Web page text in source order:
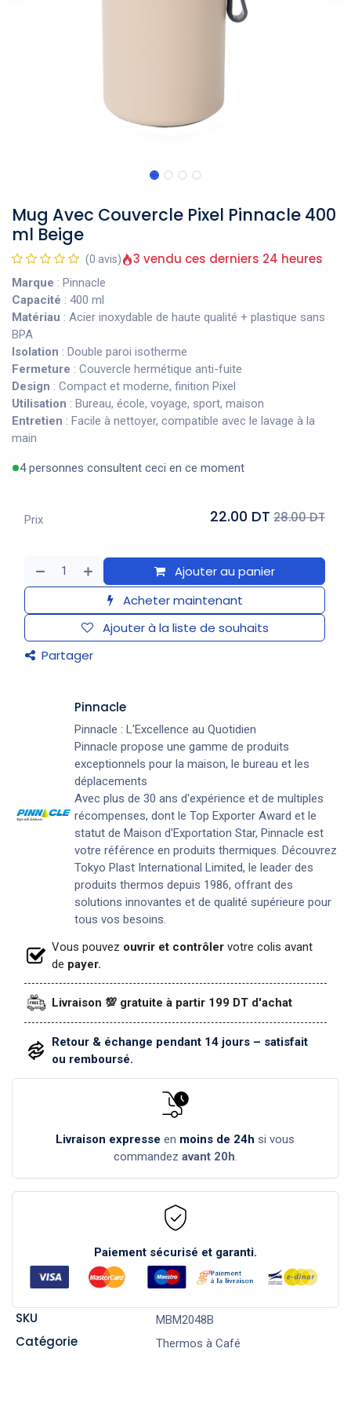
Mug Avec Couvercle Pixel Pinnacle 400
ml Beige
(0 avis) 3 vendu ces derniers 24 heures
Marque : Pinnacle
Capacité : 400 ml
Matériau : Acier inoxydable de haute qualité + plastique sans
BPA
Isolation : Double paroi isotherme
Fermeture : Couvercle hermétique anti-fuite
Design : Compact et moderne, finition Pixel
Utilisation : Bureau, école, voyage, sport, maison
Entretien : Facile à nettoyer, compatible avec le lavage à la
main
4 personnes consultent ceci en ce moment
Ajouter au panier
Acheter maintenant
Ajouter à la liste de souhaits
Partager
Prix 22.00 DT 28.00 DT
Pinnacle
Pinnacle : L'Excellence au Quotidien
Pinnacle propose une gamme de produits
exceptionnels pour la maison, le bureau et les
déplacements
Avec plus de 30 ans d'expérience et de multiples
récompenses, dont le Top Exporter Award et le
statut de Maison d'Exportation Star, Pinnacle est
votre référence en produits thermiques. Découvrez
Tokyo Plast International Limited, le leader des
produits thermos depuis 1986, offrant des
solutions innovantes et de qualité supérieure pour
tous vos besoins.
Vous pouvez ouvrir et contrôler votre colis avant
de payer.
Livraison 💯 gratuite à partir 199 DT d'achat
Retour & échange pendant 14 jours – satisfait
ou remboursé.
Livraison expresse en moins de 24h si vous
commandez avant 20h.
Paiement sécurisé et garanti.
SKU MBM2048B
Catégorie Thermos à Café